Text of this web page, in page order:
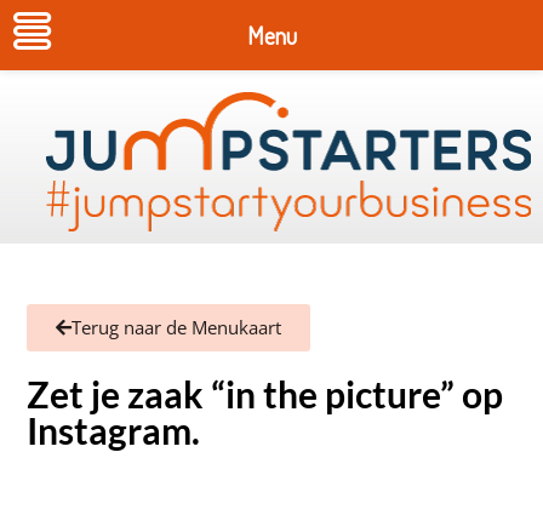
Terug naar de Menukaart
Zet je zaak “in the picture” op
Instagram.
Menu